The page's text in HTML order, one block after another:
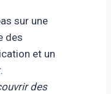
sur une
des
et un
des